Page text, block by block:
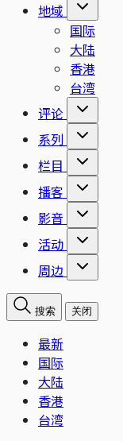
地域
国际
大陆
香港
台湾
评论
系列
栏目
播客
影音
活动
周边
搜索 关闭
最新
国际
大陆
香港
台湾